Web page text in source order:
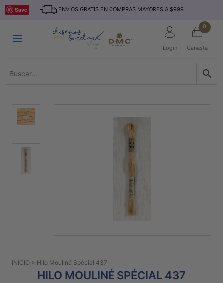
Saltar
ENVÍOS GRATIS EN COMPRAS MAYORES A $999
Login
0
Canasta
INICIO
TEJIDO
TELAS
MARCAS
NOVEDADES
Preguntas
Save
INICIO > Hilo Mouliné Spécial 437
HILO MOULINÉ SPÉCIAL 437